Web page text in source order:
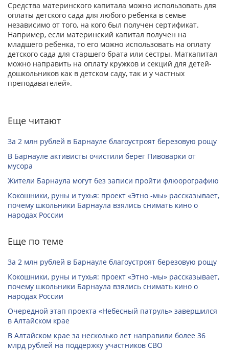
Средства материнского капитала можно использовать для
оплаты детского сада для любого ребенка в семье
независимо от того, на кого был получен сертификат.
Например, если материнский капитал получен на
младшего ребенка, то его можно использовать на оплату
детского сада для старшего брата или сестры. Маткапитал
можно направить на оплату кружков и секций для детей-
дошкольников как в детском саду, так и у частных
преподавателей».
Еще читают
За 2 млн рублей в Барнауле благоустроят березовую рощу
В Барнауле активисты очистили берег Пивоварки от
мусора
Жители Барнаула могут без записи пройти флюорографию
Кокошники, руны и тухья: проект «Этно -мы» рассказывает,
почему школьники Барнаула взялись снимать кино о
народах России
Еще по теме
За 2 млн рублей в Барнауле благоустроят березовую рощу
Кокошники, руны и тухья: проект «Этно -мы» рассказывает,
почему школьники Барнаула взялись снимать кино о
народах России
Очередной этап проекта «Небесный патруль» завершился
в Алтайском крае
В Алтайском крае за несколько лет направили более 36
млрд рублей на поддержку участников СВО